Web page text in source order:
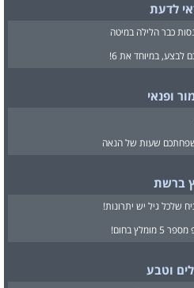
לדעת
ופנאי
שעות של הנאה
ברשת
וטבע